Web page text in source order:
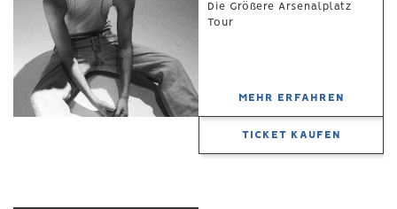
Die Größere Arsenalplatz
Tour
MEHR ERFAHREN
TICKET KAUFEN